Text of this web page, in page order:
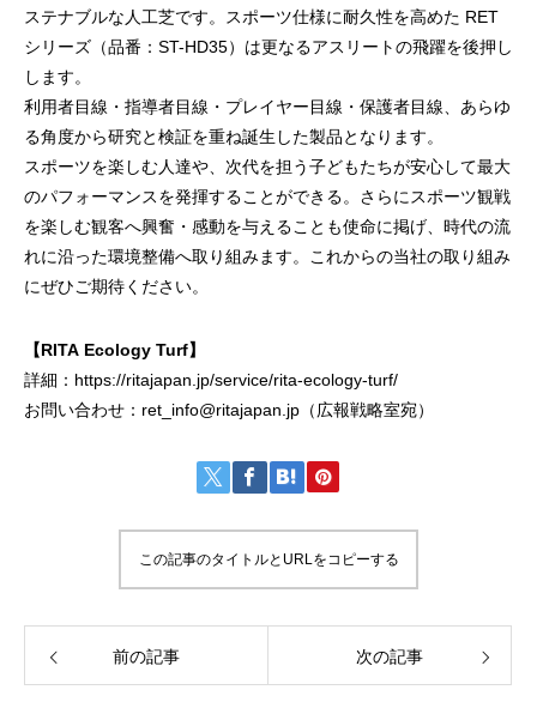
ステナブルな人工芝です。スポーツ仕様に耐久性を高めた RET
シリーズ（品番：ST-HD35）は更なるアスリートの飛躍を後押し
します。
利用者目線・指導者目線・プレイヤー目線・保護者目線、あらゆ
る角度から研究と検証を重ね誕生した製品となります。
スポーツを楽しむ人達や、次代を担う子どもたちが安心して最大
のパフォーマンスを発揮することができる。さらにスポーツ観戦
を楽しむ観客へ興奮・感動を与えることも使命に掲げ、時代の流
れに沿った環境整備へ取り組みます。これからの当社の取り組み
にぜひご期待ください。
【RITA Ecology Turf】
詳細： https://ritajapan.jp/service/rita-ecology-turf/
お問い合わせ：ret_info@ritajapan.jp（広報戦略室宛）
この記事のタイトルとURLをコピーする
前の記事 次の記事